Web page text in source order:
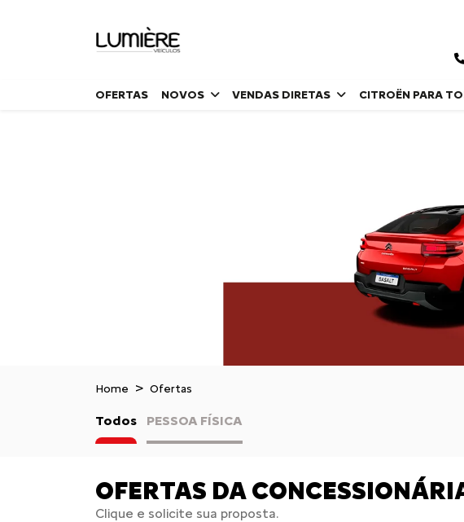
OFERTAS NOVOS VENDAS DIRETAS CITROËN PARA
Home Ofertas
Todos PESSOA FÍSICA
OFERTAS DA
Clique e solicite sua proposta.